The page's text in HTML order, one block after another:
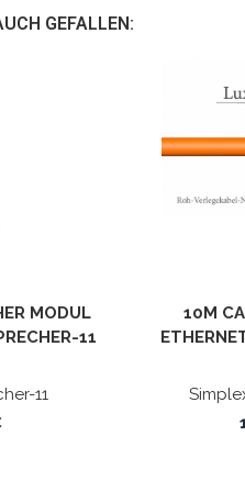
GEFALLEN:
MODUL
11 L
11
10M